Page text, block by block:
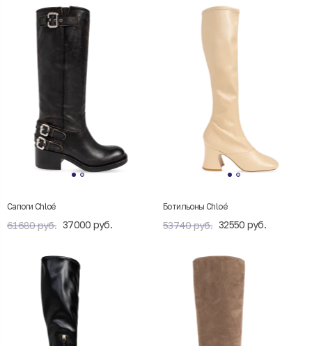
Сапоги Chloé
61680 руб. 37000 руб.
Ботильоны Chloé
53740 руб. 32550 руб.